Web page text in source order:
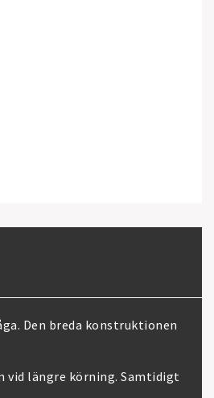
Den breda konstruktionen
vid längre körning. Samtidigt